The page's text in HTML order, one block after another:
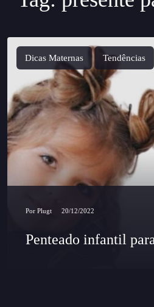
Dicas Maternas Tendências
PorPlugt 20/12/2022
Penteado infantil